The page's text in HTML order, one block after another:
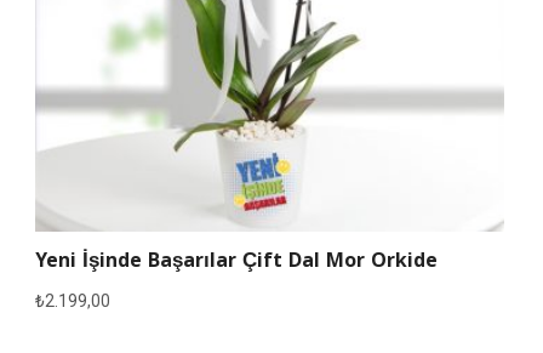
Yeni İşinde Başarılar Çift Dal Mor Orkide
₺2.199,00